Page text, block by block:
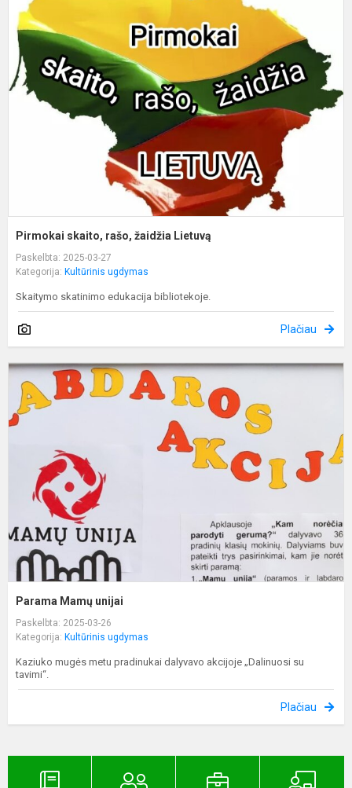
Pirmokai skaito, rašo, žaidžia Lietuvą
Paskelbta: 2025-03-27
Kategorija: Kultūrinis ugdymas
Skaitymo skatinimo edukacija bibliotekoje.
Plačiau
Parama Mamų unijai
Paskelbta: 2025-03-26
Kategorija: Kultūrinis ugdymas
Kaziuko mugės metu pradinukai dalyvavo akcijoje „Dalinuosi su
tavimi“.
Plačiau